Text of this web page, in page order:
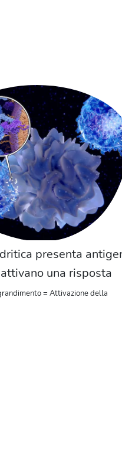
presenta
una risposta
= Attivazione della